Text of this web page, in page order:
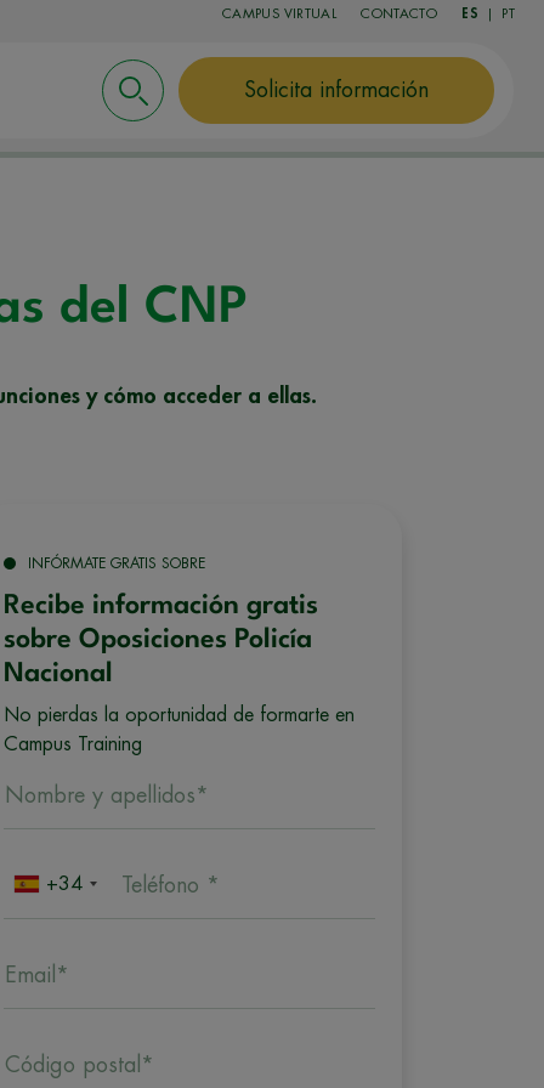
CAMPUS VIRTUAL CONTACTO ES PT
Solicita información
del CNP
y cómo acceder a ellas.
INFÓRMATE GRATIS SOBRE
Recibe información gratis
sobre Oposiciones Policía
Nacional
No pierdas la oportunidad de formarte en
Campus Training
Nombre y apellidos*
+34 Teléfono *
Email*
Código postal*